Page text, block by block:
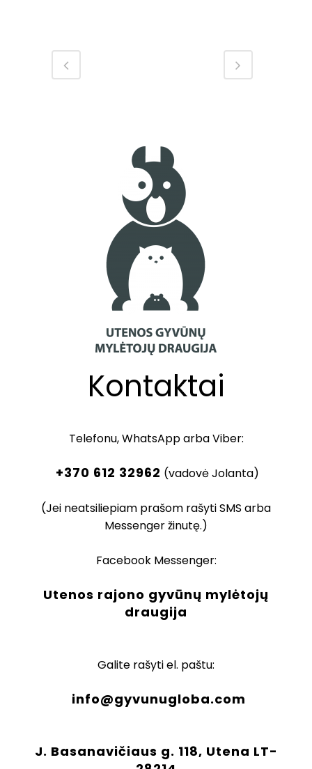
Kontaktai
Telefonu, WhatsApp arba Viber:
+370 612 32962 (vadovė Jolanta)
(Jei neatsiliepiam prašom rašyti SMS arba
Messenger žinutę.)
Facebook Messenger:
Utenos rajono gyvūnų mylėtojų
draugija
Galite rašyti el. paštu:
info@gyvunugloba.com
J. Basanavičiaus g. 118, Utena LT-